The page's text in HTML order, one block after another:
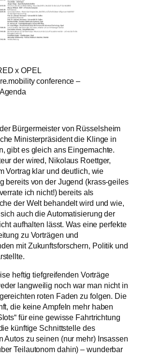
x OPEL
conference –
Bürgermeister von Rüsselsheim
Ministerpräsident die Klinge in
gibt es gleich ans Eingemachte.
der wired, Nikolaus Roettger,
Vortrag klar und deutlich, wie
bereits von der Jugend (krass-geiles
ich nicht!) bereits als
der Welt behandelt wird und wie,
auch die Automatisierung der
aufhalten lässt. Was eine perfekte
zu Vorträgen und
mit Zukunftsforschern, Politik und
heftig tiefgreifenden Vorträge
langweilig noch war man nicht in
roten Faden zu folgen. Die
die keine Ampfeln mehr haben
für eine gewisse Fahrtrichtung
künftige Schnittstelle des
Autos zu seinen (nur mehr) Insassen
Teilautonom dahin) – wunderbar